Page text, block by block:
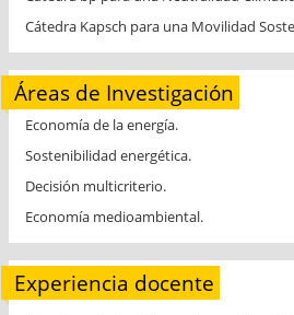
Cátedra Kapsch para una Movilidad
Áreas de Investigación
Economía de la energía.
Sostenibilidad energética.
Decisión multicriterio.
Economía medioambiental.
Experiencia docente